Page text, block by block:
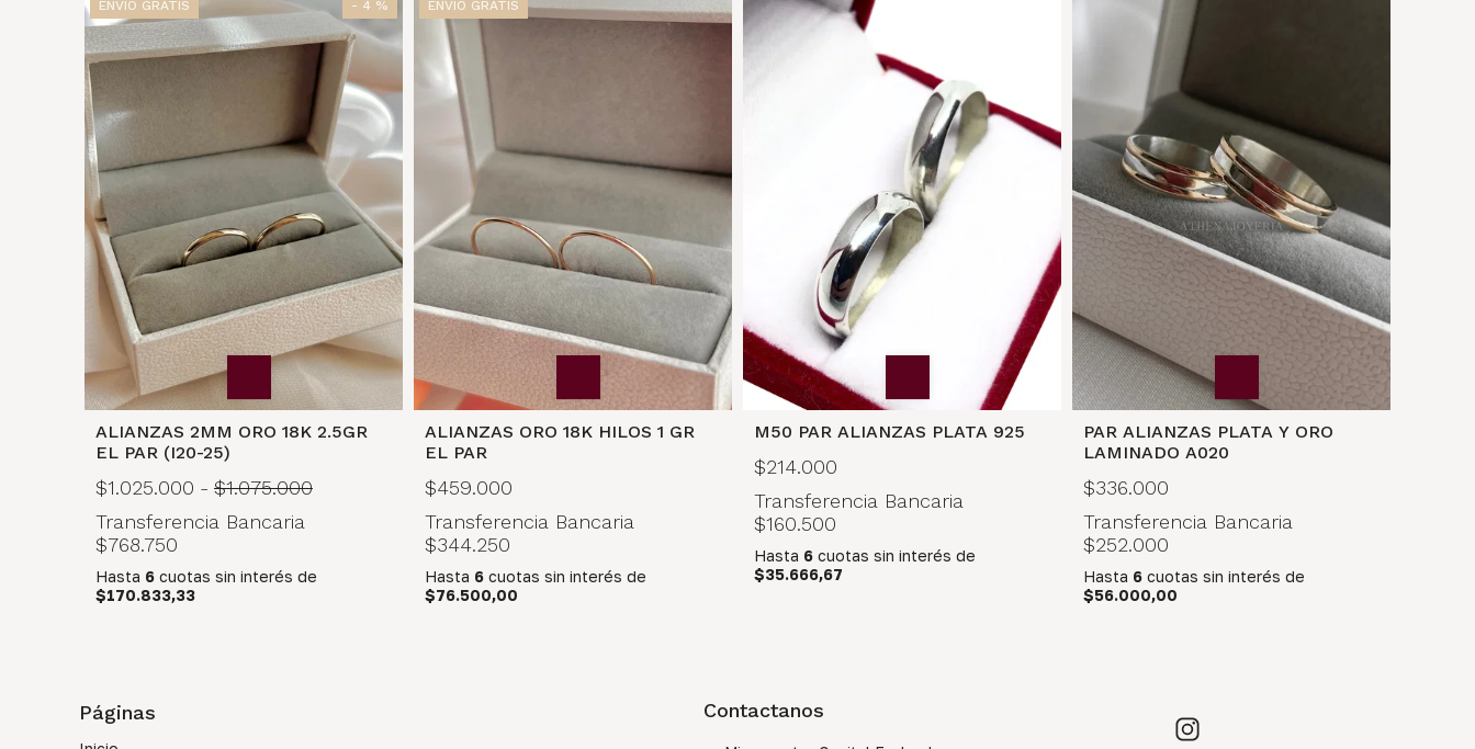
ENVÍO GRATIS - 4 %
ALIANZAS 2MM ORO 18K 2.5GR
EL PAR (I20-25)
$1.025.000 - $1.075.000
Transferencia Bancaria
$768.750
Hasta 6 cuotas sin interés de
$170.833,33
ENVÍO GRATIS
ALIANZAS ORO 18K HILOS 1 GR
EL PAR
$459.000
Transferencia Bancaria
$344.250
Hasta 6 cuotas sin interés de
$76.500,00
M50 PAR ALIANZAS PLATA 925
$214.000
Transferencia Bancaria
$160.500
Hasta 6 cuotas sin interés de
$35.666,67
PAR ALIANZAS PLATA Y ORO
LAMINADO A020
$336.000
Transferencia Bancaria
$252.000
Hasta 6 cuotas sin interés de
$56.000,00
Páginas Contactanos